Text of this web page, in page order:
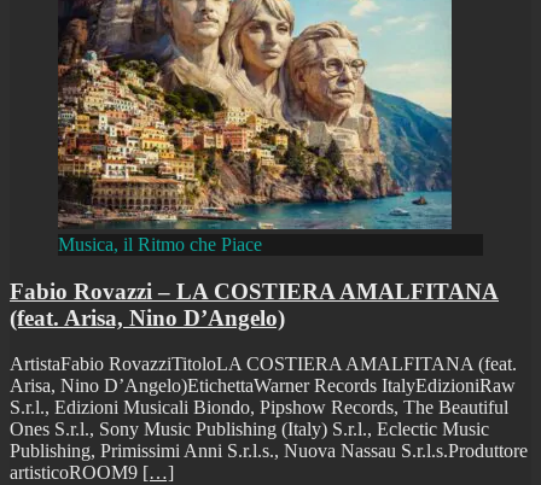
Musica, il Ritmo che Piace
Fabio Rovazzi – LA COSTIERA AMALFITANA
(feat. Arisa, Nino D’Angelo)
ArtistaFabio RovazziTitoloLA COSTIERA AMALFITANA (feat.
Arisa, Nino D’Angelo)EtichettaWarner Records ItalyEdizioniRaw
S.r.l., Edizioni Musicali Biondo, Pipshow Records, The Beautiful
Ones S.r.l., Sony Music Publishing (Italy) S.r.l., Eclectic Music
Publishing, Primissimi Anni S.r.l.s., Nuova Nassau S.r.l.s.Produttore
artisticoROOM9 […]